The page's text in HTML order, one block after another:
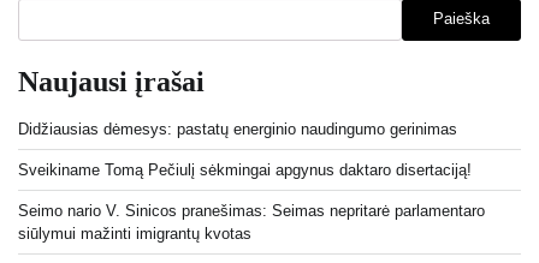
Paieška
Naujausi įrašai
Didžiausias dėmesys: pastatų energinio naudingumo gerinimas
Sveikiname Tomą Pečiulį sėkmingai apgynus daktaro disertaciją!
Seimo nario V. Sinicos pranešimas: Seimas nepritarė parlamentaro
siūlymui mažinti imigrantų kvotas